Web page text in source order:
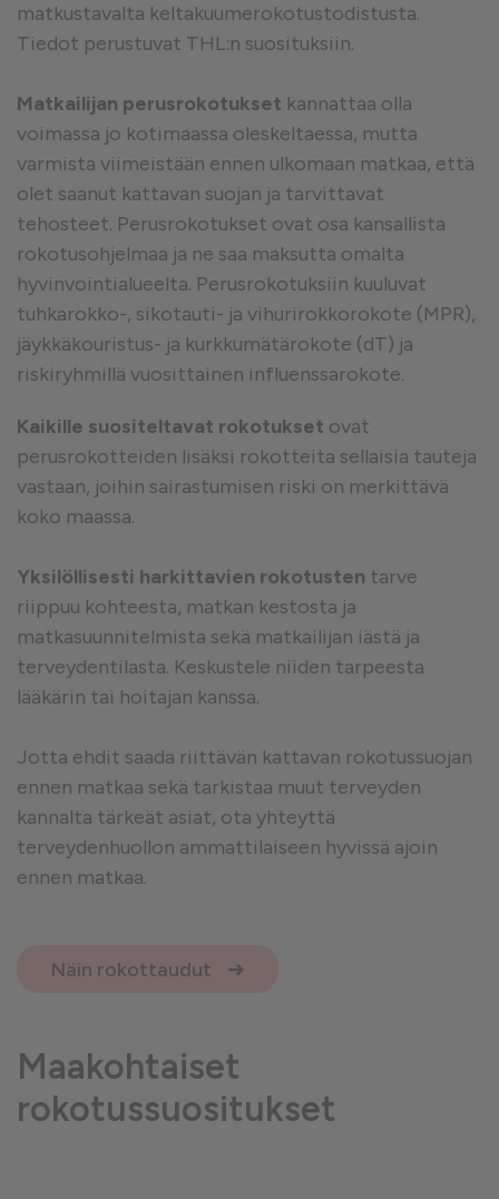
matkustavalta keltakuumerokotustodistusta.
Tiedot perustuvat THL:n suosituksiin.
Matkailijan perusrokotukset kannattaa olla
voimassa jo kotimaassa oleskeltaessa, mutta
varmista viimeistään ennen ulkomaan matkaa, että
olet saanut kattavan suojan ja tarvittavat
tehosteet. Perusrokotukset ovat osa kansallista
rokotusohjelmaa ja ne saa maksutta omalta
hyvinvointialueelta. Perusrokotuksiin kuuluvat
tuhkarokko-, sikotauti- ja vihurirokkorokote (MPR),
jäykkäkouristus- ja kurkkumätärokote (dT) ja
riskiryhmillä vuosittainen influenssarokote.
Kaikille suositeltavat rokotukset ovat
perusrokotteiden lisäksi rokotteita sellaisia tauteja
vastaan, joihin sairastumisen riski on merkittävä
koko maassa.
Yksilöllisesti harkittavien rokotusten tarve
riippuu kohteesta, matkan kestosta ja
matkasuunnitelmista sekä matkailijan iästä ja
terveydentilasta. Keskustele niiden tarpeesta
lääkärin tai hoitajan kanssa.
Jotta ehdit saada riittävän kattavan rokotussuojan
ennen matkaa sekä tarkistaa muut terveyden
kannalta tärkeät asiat, ota yhteyttä
terveydenhuollon ammattilaiseen hyvissä ajoin
ennen matkaa.
Näin rokottaudut
Maakohtaiset
rokotussuositukset